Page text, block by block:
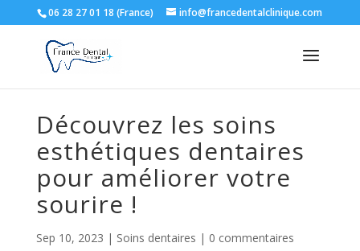
06 28 27 01 18 (France) info@francedentalclinique.com
Découvrez les soins
esthétiques dentaires
pour améliorer votre
sourire !
Sep 10, 2023 | Soins dentaires | 0 commentaires